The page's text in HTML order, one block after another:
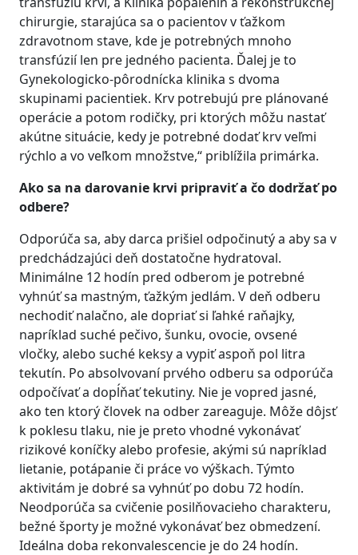
chirurgie, starajúca sa o pacientov v ťažkom
zdravotnom stave, kde je potrebných mnoho
transfúzií len pre jedného pacienta. Ďalej je to
Gynekologicko-pôrodnícka klinika s dvoma
skupinami pacientiek. Krv potrebujú pre plánované
operácie a potom rodičky, pri ktorých môžu nastať
akútne situácie, kedy je potrebné dodať krv veľmi
rýchlo a vo veľkom množstve,“ priblížila primárka.
Ako sa na darovanie krvi pripraviť a čo dodržať po
odbere?
Odporúča sa, aby darca prišiel odpočinutý a aby sa v
predchádzajúci deň dostatočne hydratoval.
Minimálne 12 hodín pred odberom je potrebné
vyhnúť sa mastným, ťažkým jedlám. V deň odberu
nechodiť nalačno, ale dopriať si ľahké raňajky,
napríklad suché pečivo, šunku, ovocie, ovsené
vločky, alebo suché keksy a vypiť aspoň pol litra
tekutín. Po absolvovaní prvého odberu sa odporúča
odpočívať a dopĺňať tekutiny. Nie je vopred jasné,
ako ten ktorý človek na odber zareaguje. Môže dôjsť
k poklesu tlaku, nie je preto vhodné vykonávať
rizikové koníčky alebo profesie, akými sú napríklad
lietanie, potápanie či práce vo výškach. Týmto
aktivitám je dobré sa vyhnúť po dobu 72 hodín.
Neodporúča sa cvičenie posilňovacieho charakteru,
bežné športy je možné vykonávať bez obmedzení.
Ideálna doba rekonvalescencie je do 24 hodín.